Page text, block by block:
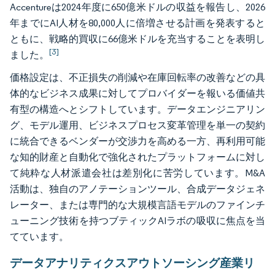
Accentureは2024年度に650億米ドルの収益を報告し、2026
年までにAI人材を80,000人に倍増させる計画を発表すると
ともに、戦略的買収に66億米ドルを充当することを表明し
ました。 [3]
価格設定は、不正損失の削減や在庫回転率の改善などの具
体的なビジネス成果に対してプロバイダーを報いる価値共
有型の構造へとシフトしています。データエンジニアリン
グ、モデル運用、ビジネスプロセス変革管理を単一の契約
に統合できるベンダーが交渉力を高める一方、再利用可能
な知的財産と自動化で強化されたプラットフォームに対し
て純粋な人材派遣会社は差別化に苦労しています。M&A
活動は、独自のアノテーションツール、合成データジェネ
レーター、または専門的な大規模言語モデルのファインチ
ューニング技術を持つブティックAIラボの吸収に焦点を当
てています。
データアナリティクスアウトソーシング産業リ